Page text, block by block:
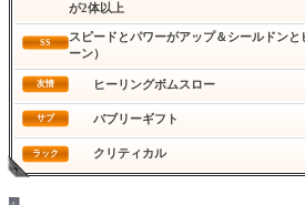
が2体以上
SS
スピードとパワーがアップ＆シールドン
ーン）
友情 ヒーリングボムスロー
サブ バブリーギフト
ラック クリティカル